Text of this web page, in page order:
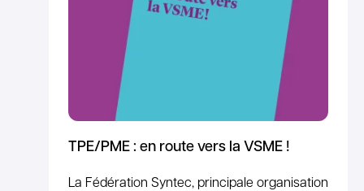
TPE/PME : en route vers la VSME !
La Fédération Syntec, principale organisation